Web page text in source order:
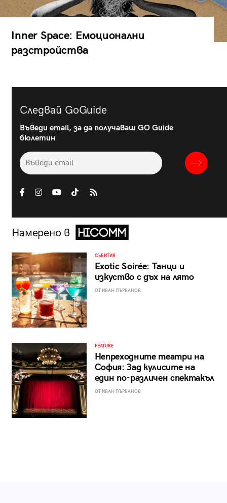
Inner Space: Емоционални
разстройства
Следвай GoGuide
Въведи email, за да получаваш GO Guide
бюлетин
Намерено в
СЪБИТИЯ
Exotic Soirée: Танци и
изкуство с дъх на лято
ОТ ИВАН ПЪРВАНОВ
FEATURE
Непреходните театри на
София: Зад кулисите на
един по-различен спектакъл
ОТ ИВАН ПЪРВАНОВ